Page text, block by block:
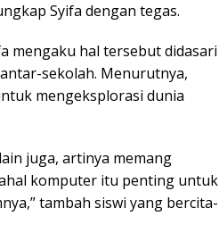
Syifa dengan tegas.
mengaku hal tersebut didasari
sekolah. Menurutnya,
mengeksplorasi dunia
juga, artinya memang
komputer itu penting untuk
tambah siswi yang bercita-